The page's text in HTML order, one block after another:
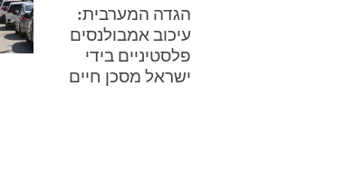
הגדה המערבית:
עיכוב אמבולנסים
פלסטיניים בידי
ישראל מסכן חיים